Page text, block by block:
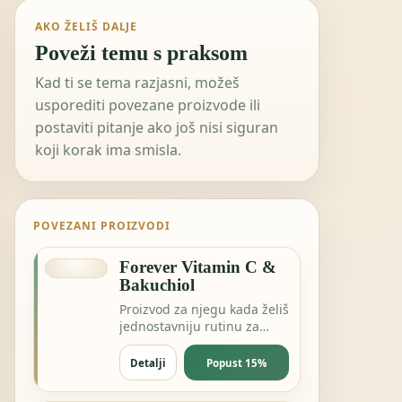
AKO ŽELIŠ DALJE
Poveži temu s praksom
Kad ti se tema razjasni, možeš
usporediti povezane proizvode ili
postaviti pitanje ako još nisi siguran
koji korak ima smisla.
POVEZANI PROIZVODI
Forever Vitamin C &
Bakuchiol
Proizvod za njegu kada želiš
jednostavniju rutinu za
kožu, kosu ili svakodnevnu
svježinu.
Detalji Popust 15%